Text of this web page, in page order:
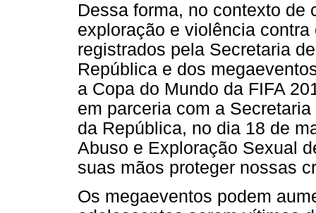
Dessa forma, no contexto de
exploração e violência
registrados pela Secretaria
República e dos
a Copa do Mundo da FIFA
em parceria com a
da República, no dia 18 de
Abuso e Exploração Sexual
suas mãos proteger nossas
Os megaeventos podem